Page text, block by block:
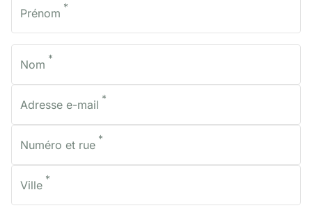
Prénom *
Nom *
Adresse e-mail *
Numéro et rue *
Ville *